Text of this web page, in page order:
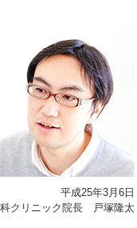
平成25年3月6日
クリニック院長 戸塚隆太